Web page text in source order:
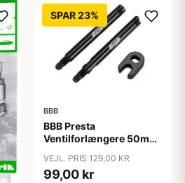
SPAR 23%
BBB
BBB Presta
Ventilforlængere 50mm
VEJL. PRIS 129,00 KR
99,00 kr